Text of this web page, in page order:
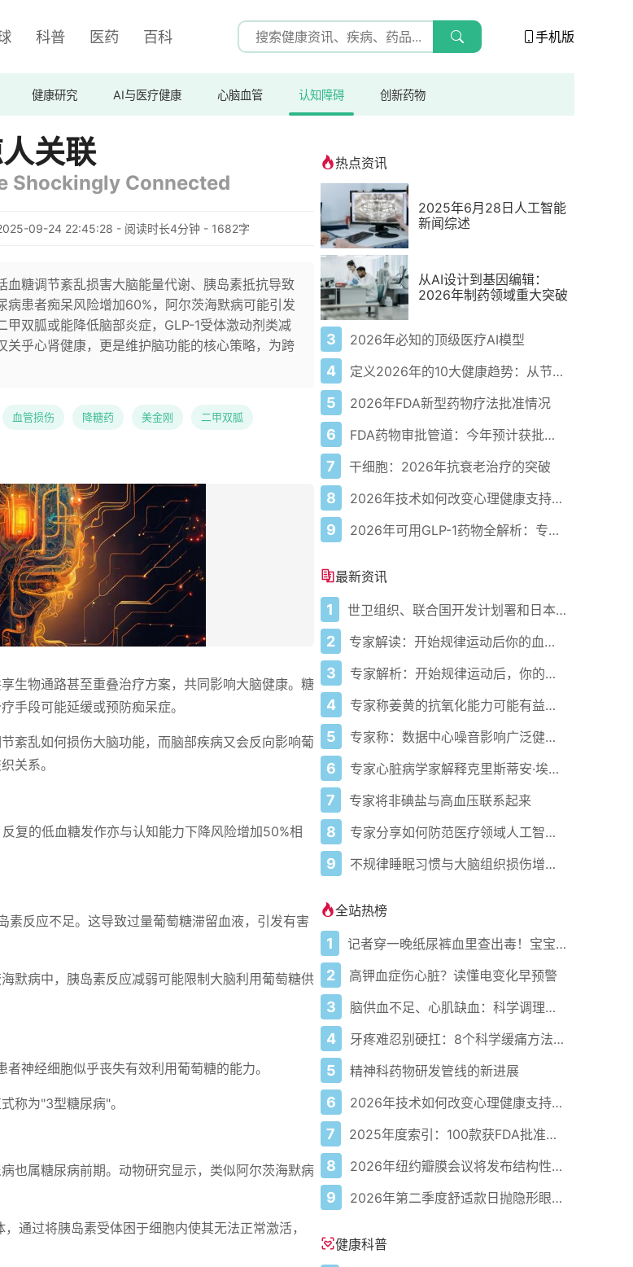
科普 医药 百科 手机版
健康研究 AI与医疗健康 心脑血管 认知障碍 创新药物
关联
Shockingly Connected
09-24 22:45:28 - 阅读时长4分钟 - 1682字
糖调节紊乱损害大脑能量代谢、胰岛素抵抗导致
患者痴呆风险增加60%，阿尔茨海默病可能引发
双胍或能降低脑部炎症，GLP-1受体激动剂类减
乎心肾健康，更是维护脑功能的核心策略，为跨
血管损伤 降糖药 美金刚 二甲双胍
生物通路甚至重叠治疗方案，共同影响大脑健康。糖
手段可能延缓或预防痴呆症。
紊乱如何损伤大脑功能，而脑部疾病又会反向影响葡
关系。
复的低血糖发作亦与认知能力下降风险增加50%相
反应不足。这导致过量葡萄糖滞留血液，引发有害
默病中，胰岛素反应减弱可能限制大脑利用葡萄糖供
神经细胞似乎丧失有效利用葡萄糖的能力。
称为"3型糖尿病"。
也属糖尿病前期。动物研究显示，类似阿尔茨海默病
通过将胰岛素受体困于细胞内使其无法正常激活，
热点资讯
2025年6月28日人工智能
新闻综述
从AI设计到基因编辑：
2026年制药领域重大突破
3 2026年必知的顶级医疗AI模型
4 定义2026年的10大健康趋势：从节律健康到冷热交替疗法
5 2026年FDA新型药物疗法批准情况
6 FDA药物审批管道：今年预计获批的关键新疗法
7 干细胞：2026年抗衰老治疗的突破
8 2026年技术如何改变心理健康支持的获取方式
9 2026年可用GLP-1药物全解析：专家指南
最新资讯
1 世卫组织、联合国开发计划署和日本在加纳启动人工智能健康计划 应对气候敏感性疾病并加强医疗服务
2 专家解读：开始规律运动后你的血压会发生什么变化
3 专家解析：开始规律运动后，你的血压会发生什么变化
4 专家称姜黄的抗氧化能力可能有益心脏健康
5 专家称：数据中心噪音影响广泛健康问题
6 专家心脏病学家解释克里斯蒂安·埃里克森为丹麦队晕倒的原因
7 专家将非碘盐与高血压联系起来
8 专家分享如何防范医疗领域人工智能的负面影响
9 不规律睡眠习惯与大脑组织损伤增加相关
全站热榜
1 记者穿一晚纸尿裤血里查出毒！宝宝血液浓度竟是成人的5倍？
2 高钾血症伤心脏？读懂电变化早预警
3 脑供血不足、心肌缺血：科学调理全攻略
4 牙疼难忍别硬扛：8个科学缓痛方法收好
5 精神科药物研发管线的新进展
6 2026年技术如何改变心理健康支持的获取方式
7 2025年度索引：100款获FDA批准的AI驱动医疗设备
8 2026年纽约瓣膜会议将发布结构性心脏病最新研究成果
9 2026年第二季度舒适款日抛隐形眼镜推荐，优瞳主打长效佩戴体验
健康科普